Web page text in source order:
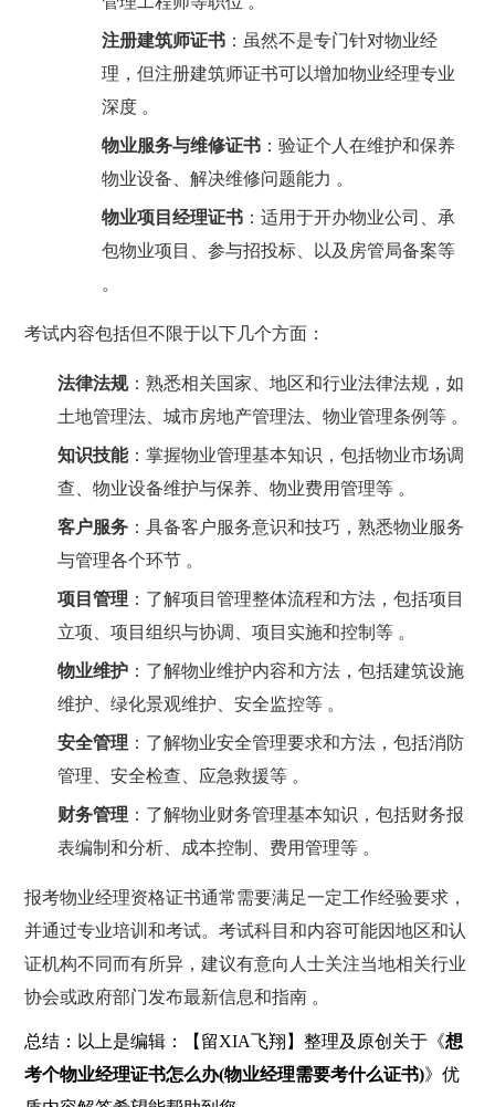
注册建筑师证书 ：虽然不是专门针对物业经
理，但注册建筑师证书可以增加物业经理专业
深度 。
物业服务与维修证书 ：验证个人在维护和保养
物业设备、解决维修问题能力 。
物业项目经理证书 ：适用于开办物业公司、承
包物业项目、参与招投标、以及房管局备案等
。
考试内容包括但不限于以下几个方面：
法律法规：熟悉相关国家、地区和行业法律法规，如
土地管理法、城市房地产管理法、物业管理条例等 。
知识技能：掌握物业管理基本知识，包括物业市场调
查、物业设备维护与保养、物业费用管理等 。
客户服务 ：具备客户服务意识和技巧，熟悉物业服务
与管理各个环节 。
项目管理 ：了解项目管理整体流程和方法，包括项目
立项、项目组织与协调、项目实施和控制等 。
物业维护 ：了解物业维护内容和方法，包括建筑设施
维护、绿化景观维护、安全监控等 。
安全管理 ：了解物业安全管理要求和方法，包括消防
管理、安全检查、应急救援等 。
财务管理 ：了解物业财务管理基本知识，包括财务报
表编制和分析、成本控制、费用管理等 。
报考物业经理资格证书通常需要满足一定工作经验要求，
并通过专业培训和考试。考试科目和内容可能因地区和认
证机构不同而有所异，建议有意向人士关注当地相关行业
协会或政府部门发布最新信息和指南 。
总结：以上是编辑：【留XIA飞翔】整理及原创关于《想
考个物业经理证书怎么办(物业经理需要考什么证书)》优